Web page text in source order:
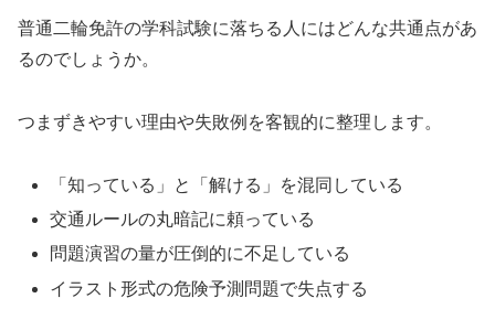
普通二輪免許の学科試験に落ちる人にはどんな共通点があ
るのでしょうか。
つまずきやすい理由や失敗例を客観的に整理します。
「知っている」と「解ける」を混同している
交通ルールの丸暗記に頼っている
問題演習の量が圧倒的に不足している
イラスト形式の危険予測問題で失点する